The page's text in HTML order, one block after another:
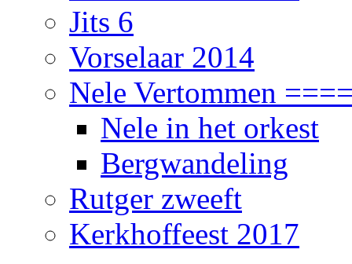
Jits 6
Vorselaar 2014
Nele Vertommen
Nele in het orkest
Bergwandeling
Rutger zweeft
Kerkhoffeest 2017